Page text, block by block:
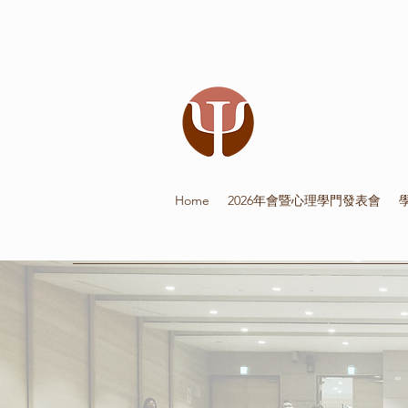
Home 2026年會暨心理學門發表會